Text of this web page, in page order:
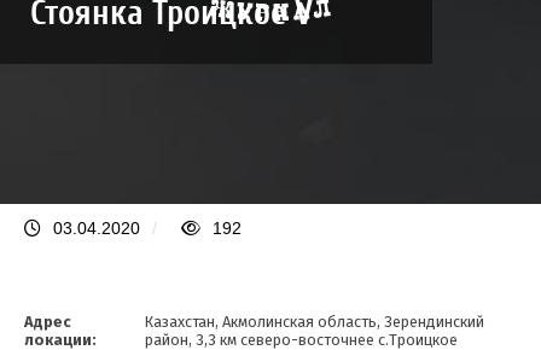
Стоянка Троицкое V
03.04.2020 / 192
Адрес
локации:
Казахстан, Акмолинская область, Зерендинский
район, 3,3 км северо-восточнее с.Троицкое